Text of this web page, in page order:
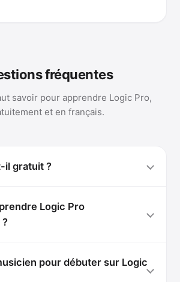
fréquentes
savoir pour apprendre Logic Pro,
et en français.
il gratuit ?
Logic Pro
pour débuter sur Logic